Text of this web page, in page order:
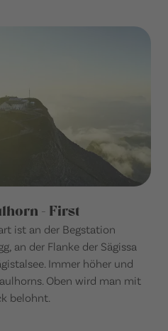
- First
ist an der Begstation
an der Flanke der Sägissa
Immer höher und
Oben wird man mit
belohnt.